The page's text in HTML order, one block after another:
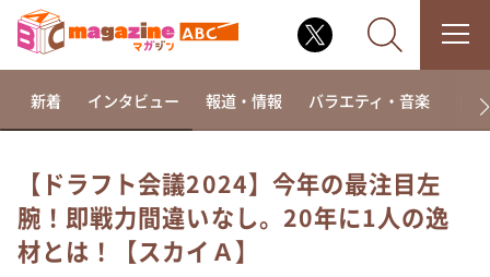
なるみ・岡村の過ぎるTV
相席食堂
新着 インタビュー 報道・情報 バラエティ・音楽 ド
【ドラフト会議2024】今年の最注目左
腕！即戦力間違いなし。20年に1人の逸
材とは！【スカイＡ】